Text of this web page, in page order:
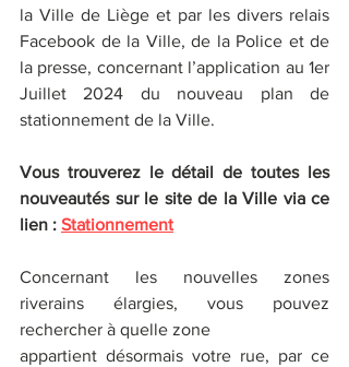
la Ville de Liège et par les divers relais
Facebook de la Ville, de la Police et de
la presse, concernant l’application au 1er
Juillet 2024 du nouveau plan de
stationnement de la Ville.
Vous trouverez le détail de toutes les
nouveautés sur le site de la Ville via ce
lien : Stationnement
Concernant les nouvelles zones
riverains élargies, vous pouvez
rechercher à quelle zone
appartient désormais votre rue, par ce